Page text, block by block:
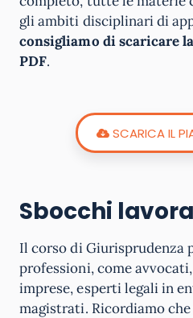
gli ambiti disciplinari di
consigliamo di scaricare
PDF.
SCARICA IL
Sbocchi
Il corso di Giurisprudenza
professioni, come
imprese, esperti legali in
magistrati. Ricordiamo